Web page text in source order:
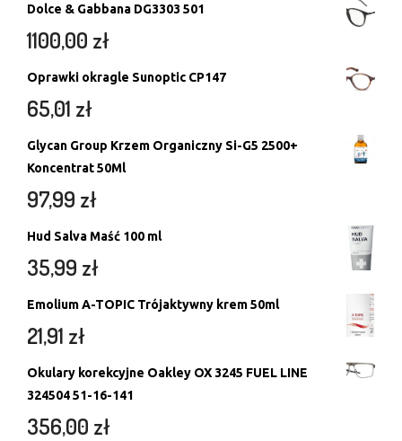
Dolce & Gabbana DG3303 501
1100,00 zł
Oprawki okragle Sunoptic CP147
65,01 zł
Glycan Group Krzem Organiczny Si-G5 2500+
Koncentrat 50Ml
97,99 zł
Hud Salva Maść 100 ml
35,99 zł
Emolium A-TOPIC Trójaktywny krem 50ml
21,91 zł
Okulary korekcyjne Oakley OX 3245 FUEL LINE
324504 51-16-141
356,00 zł